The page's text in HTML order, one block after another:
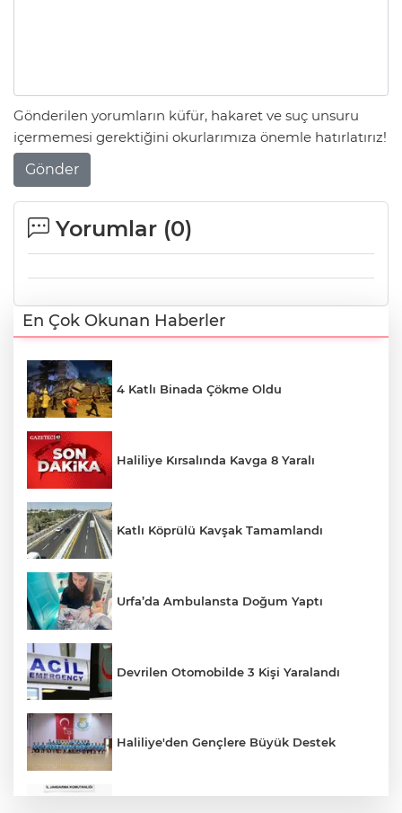
Gönderilen yorumların küfür, hakaret ve suç unsuru
içermemesi gerektiğini okurlarımıza önemle hatırlatırız!
Gönder
Yorumlar (0)
En Çok Okunan Haberler
4 Katlı Binada Çökme Oldu
Haliliye Kırsalında Kavga 8 Yaralı
Katlı Köprülü Kavşak Tamamlandı
Urfa’da Ambulansta Doğum Yaptı
Devrilen Otomobilde 3 Kişi Yaralandı
Haliliye'den Gençlere Büyük Destek